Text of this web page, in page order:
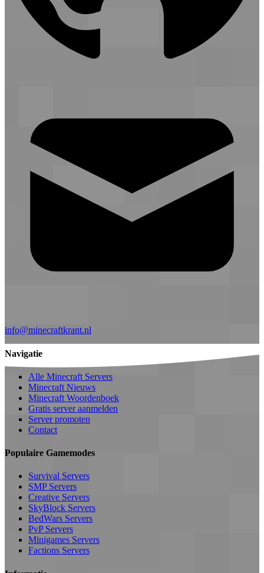
info@minecraftkrant.nl
Navigatie
Alle Minecraft Servers
Minecraft Nieuws
Minecraft Woordenboek
Gratis server aanmelden
Server promoten
Contact
Populaire Gamemodes
Survival Servers
SMP Servers
Creative Servers
SkyBlock Servers
BedWars Servers
PvP Servers
Minigames Servers
Factions Servers